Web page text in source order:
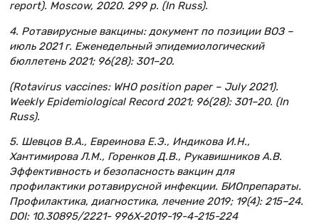
report). Moscow, 2020. 299 p. (In Russ).
4. Ротавирусные вакцины: документ по позиции ВОЗ –
июль 2021 г. Еженедельный эпидемиологический
бюллетень 2021; 96(28): 301–20.
(Rotavirus vaccines: WHO position paper – July 2021).
Weekly Epidemiological Record 2021; 96(28): 301–20. (In
Russ).
5. Шевцов В.А., Евреинова Е.Э., Индикова И.Н.,
Хантимирова Л.М., Горенков Д.В., Рукавишников А.В.
Эффективность и безопасность вакцин для
профилактики ротавирусной инфекции. БИОпрепараты.
Профилактика, диагностика, лечение 2019; 19(4): 215–24.
DOI: 10.30895/2221- 996X-2019-19-4-215-224